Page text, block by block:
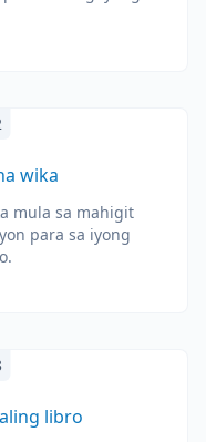
wika
mula sa mahigit
para sa iyong
libro